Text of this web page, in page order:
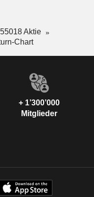
Aktie
Chart
+ 1’300’000
Mitglieder